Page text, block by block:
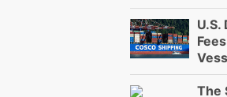
U.S.
The